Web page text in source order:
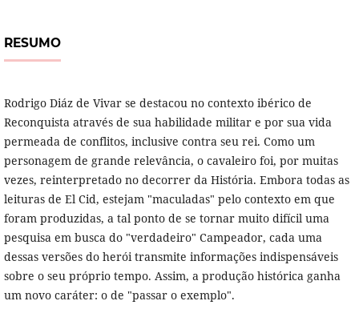
RESUMO
Rodrigo Diáz de Vivar se destacou no contexto ibérico de
Reconquista através de sua habilidade militar e por sua vida
permeada de conflitos, inclusive contra seu rei. Como um
personagem de grande relevância, o cavaleiro foi, por muitas
vezes, reinterpretado no decorrer da História. Embora todas as
leituras de El Cid, estejam "maculadas" pelo contexto em que
foram produzidas, a tal ponto de se tornar muito difícil uma
pesquisa em busca do "verdadeiro" Campeador, cada uma
dessas versões do herói transmite informações indispensáveis
sobre o seu próprio tempo. Assim, a produção histórica ganha
um novo caráter: o de "passar o exemplo".